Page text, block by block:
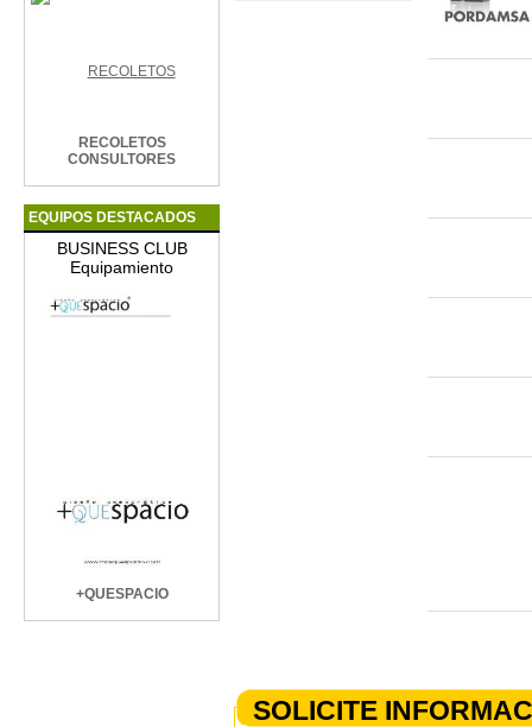
RECOLETOS
CONSULTORES
EQUIPOS DESTACADOS
BUSINESS CLUB
Equipamiento
+QUESPACIO
SOLICITE